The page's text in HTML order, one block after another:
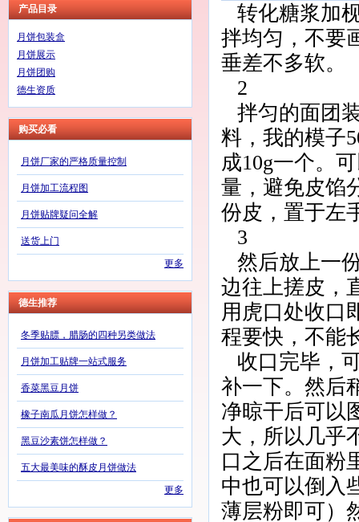
产品目录
月饼包装盒
月饼展示
月饼团购
德生资质
购买必看
月饼厂家的严格质量控制
月饼加工流程图
月饼贴牌疑问全解
送货上门
更多
德生推荐
冬季贴膘，腊肠的四种另类做法
月饼加工贴牌一站式服务
香菜黑豆月饼
橡子南瓜月饼怎样做？
黑豆沙素饼怎样做？
五大最美味的酥皮月饼做法
更多
转化糖浆加
拌均匀，不要
垂差不多软。
2
拌匀的面团
料，我的模子
成10g一个。
量，避免皮馅
份皮，置于左
3
然后放上一
边往上搓皮，
用虎口处收口
程要快，不能
收口完毕，
补一下。然后
净晾干后可以
大，所以几乎
口之后在面粉
中也可以倒入
薄层粉即可）